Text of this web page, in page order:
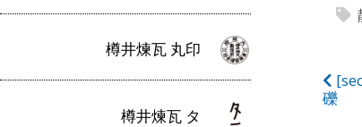
樽井煉瓦 丸印
樽井煉瓦 タ
投
礫